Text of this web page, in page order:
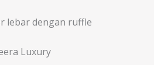
lebar dengan ruffle
Luxury